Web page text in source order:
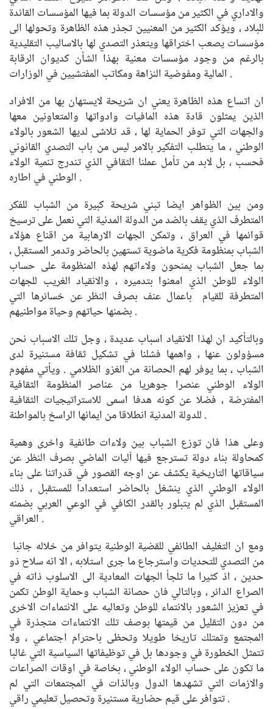
والاداري في الكثير من مؤسسات الدولة بما فيها المؤسسات القائدة
للبلاد ، ويؤكد الكثير من المعنيين تجذر هذه الظاهرة وتحولها الى
مؤسسات يصعب اختراقها ويتعذر التصدي لها بالاساليب التقليدية
بالرغم من وجود مؤسسات معنية بهذا الشأن كديوان الرقابة
المالية ومفوضية النزاهة ومكاتب المفتشيين في الوزارات .
ان اتساع هذه الظاهرة يعني ان شريحة لايستهان بها من الافراد
الذين يمثلون قادة هذه المافيات وادواتها والمتعاونين معها
والجهات التي توفر الحماية لها ، قد تلاشى لديها الشعور بالولاء
الوطني ، ما يتطلب التفكير بالامر ليس من باب التصدي القانوني
فحسب ، بل لابد من تأمل عملنا الثقافي الذي تندرج تنمية الولاء
الوطني في اطاره .
ومن بين الظواهر ايضا تبني شريحة كبيرة من الشباب للفكر
المتطرف الذي يقف بالضد من الدولة المدنية التي نعمل على ترسيخ
قوائمها في العراق ، وتمكن الجهات الارهابية من اقناع هؤلاء
الشباب بمنظومة فكرية ماضوية تستهين بالحاضر وتدمر المستقبل ،
بما جعل الشباب يمنحون ولاءاتهم لهذه المنظومة على حساب
الولاء للوطن الذي امعنوا بتدميره ، والانقياد الغريب للجهات
المتطرفة للقيام باعمال عنف بصرف النظر عن خسائرها التي
بضمنها حياتهم وحياة مواطنيهم .
وبالتأكيد ان لهذا الانقياد اسباب عديدة ، وجل تلك الاسباب نحن
مسؤولون عنها ، واهمها فشلنا في تشكيل ثقافة مستنيرة لدى
الشباب ، بما يوفر لهم الحصانة من الغزو الظلامي . ويأتي مفهوم
الولاء الوطني عنصرا جوهريا من عناصر المنظومة الثقافية
المفترضة ، فضلا عن كونه هدفا اسمى للاستراتيجيات الثقافية
للدولة المدنية انطلاقا من ايمانها الراسخ بالمواطنة .
وعلى هذا فان توزع الشباب بين ولاءات طائفية واخرى وهمية
كمحاولة بناء دولة تسترجع فيها آليات الماضي بصرف النظر عن
سياقاتها التاريخية يكشف عن اوجه القصور في قدراتنا على بناء
الولاء الوطني الذي ينشغل بالحاضر استعدادا للمستقبل ، ذلك
المستقبل الذي لم يتبلور بالقدر الكافي في الوعي العربي بضمنه
العراقي .
من التصدي للتحديات واسترجاع ما جرى استلابه ، الا انه سلاح ذو
حدين ، اذ كثيرا ما تلجأ الجهات المعادية الى الاسلوب ذاته في
الصراع الدائر ، وبالتالي فان حصانة الشباب وحماية الوطن تكمن
في تعزيز الشعور بالانتماء للوطن وتعاليه على الانتماءات الاخرى
من دون التقليل من قيمتها بوصف تلك الانتماءات متجذرة في
المجتمع وتمتلك تاريخا طويلا وتحظى باحترام اجتماعي ، ولا
تتمثل الخطورة في وجودها بل في توظيفاتها السياسية التي غالبا
ما تكون على حساب الولاء الوطني ، بخاصة في اوقات الصراعات
والازمات التي تشهدها الدول وبالذات في المجتمعات التي لم
تتوافر على قيم حضارية مستنيرة وتحصيل تعليمي راقي .